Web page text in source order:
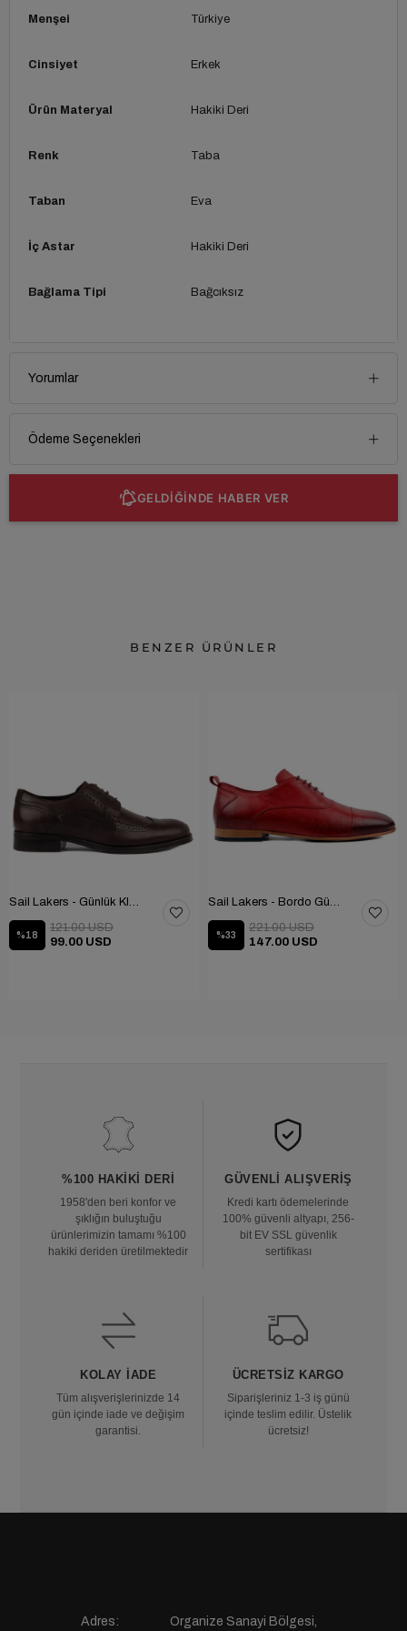
Menşei Türkiye
Cinsiyet Erkek
Ürün Materyal Hakiki Deri
Renk Taba
Taban Eva
İç Astar Hakiki Deri
Bağlama Tipi Bağcıksız
Yorumlar
Ödeme Seçenekleri
GELDİĞİNDE HABER VER
BENZER ÜRÜNLER
Sail Lakers - Günlük Klasik Ayakkabı 101-9604-686
%18
99.00 USD
121.00 USD
Sail Lakers - Bordo Günlük Ayakkabı 101-3413-11464N
%33
147.00 USD
221.00 USD
%100 HAKIKI DERI
1958'den beri konfor ve
şıklığın buluştuğu
ürünlerimizin tamamı %100
hakiki deriden üretilmektedir
GÜVENLI ALIŞVERIŞ
Kredi kartı ödemelerinde
100% güvenli altyapı, 256-
bit EV SSL güvenlik
sertifikası
KOLAY İADE
Tüm alışverişlerinizde 14
gün içinde iade ve değişim
garantisi.
ÜCRETSIZ KARGO
Siparişleriniz 1-3 iş günü
içinde teslim edilir. Üstelik
ücretsiz!
Adres:
Organize Sanayi Bölgesi,